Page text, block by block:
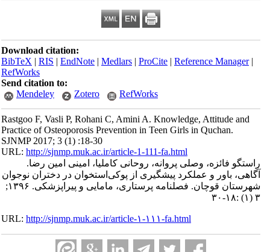
Download citation:
BibTeX|RIS|EndNote|Medlars|ProCite|Reference Manager
RefWorks
Send citation to:
Mendeley
Zotero RefWorks
Rastgoo F, Vasli P, Rohani C, Amini A. Knowledge, Attitude and
Practice of Osteoporosis Prevention in Teen Girls in Quchan.
SJNMP 2017; 3 (1) :18-30
URL:http://sjnmp.muk.ac.ir/article-1-111-fa.html
راستگو فائزه، وصلی پروانه، روحانی کاملیا، امینی امین رضا.
آگاهی، باور و عملکرد پیشگیری از پوکی‌استخوان در دختران نوجوان
شهرستان قوچان. فصلنامه پرستاری، مامایی و پیراپزشکی. ۱۳۹۶;
URL:http://sjnmp.muk.ac.ir/article-۱-۱۱۱-fa.html